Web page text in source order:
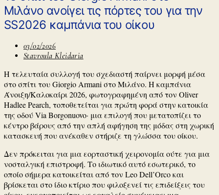
Μιλάνο ανοίγει τις πόρτες του για την
SS2026 καμπάνια του οίκου
03/02/2026
Stavroula Kleidaria
Η τελευταία συλλογή του σχεδιαστή παίρνει μορφή μέσα
στο σπίτι του Giorgio Armani στο Μιλάνο. Η καμπάνια
Άνοιξη/Καλοκαίρι 2026, φωτογραφημένη από τον Oliver
Hadlee Pearch, τοποθετείται για πρώτη φορά στην κατοικία
της οδού Via Borgonuovo· μια επιλογή που μετατοπίζει το
κέντρο βάρους από την απλή αφήγηση της μόδας στη χωρική
κατασκευή που ανέκαθεν στήριζε τη γλώσσα του οίκου.
Δεν πρόκειται για μια εορταστική χειρονομία ούτε για μια
νοσταλγική επιστροφή. Το ιδιωτικό αυτό εσωτερικό, το
οποίο σήμερα κατοικείται από τον Leo Dell’Orco και
βρίσκεται στο ίδιο κτίριο που φιλοξενεί τις επιδείξεις του